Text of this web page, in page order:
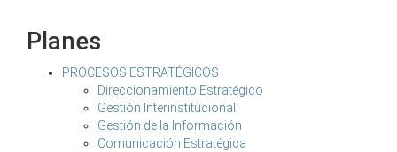
Planes
PROCESOS ESTRATÉGICOS
Direccionamiento Estratégico
Gestión Interinstitucional
Gestión de la Información
Comunicación Estratégica